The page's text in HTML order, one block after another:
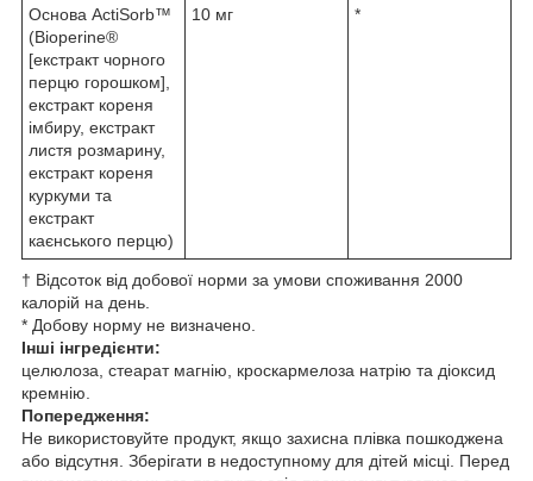
Основа ActiSorb™
(Bioperine®
[екстракт чорного
перцю горошком],
екстракт кореня
імбиру, екстракт
листя розмарину,
екстракт кореня
куркуми та
екстракт
каєнського перцю)
10 мг *
† Відсоток від добової норми за умови споживання 2000
калорій на день.
* Добову норму не визначено.
Інші інгредієнти:
целюлоза, стеарат магнію, кроскармелоза натрію та діоксид
кремнію.
Попередження:
Не використовуйте продукт, якщо захисна плівка пошкоджена
або відсутня. Зберігати в недоступному для дітей місці. Перед